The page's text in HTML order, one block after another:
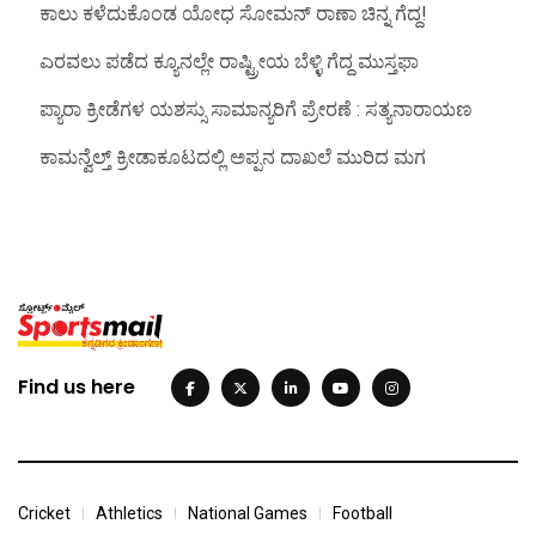
ಕಾಲು ಕಳೆದುಕೊಂಡ ಯೋಧ ಸೋಮನ್ ರಾಣಾ ಚಿನ್ನ ಗೆದ್ದ!
ಎರವಲು ಪಡೆದ ಕ್ಯೂನಲ್ಲೇ ರಾಷ್ಟ್ರೀಯ ಬೆಳ್ಳಿ ಗೆದ್ದ ಮುಸ್ತಫಾ
ಪ್ಯಾರಾ ಕ್ರೀಡೆಗಳ ಯಶಸ್ಸು ಸಾಮಾನ್ಯರಿಗೆ ಪ್ರೇರಣೆ : ಸತ್ಯನಾರಾಯಣ
ಕಾಮನ್ವೆಲ್ತ್‌ ಕ್ರೀಡಾಕೂಟದಲ್ಲಿ ಅಪ್ಪನ ದಾಖಲೆ ಮುರಿದ ಮಗ
Find us here
Cricket Athletics National Games Football